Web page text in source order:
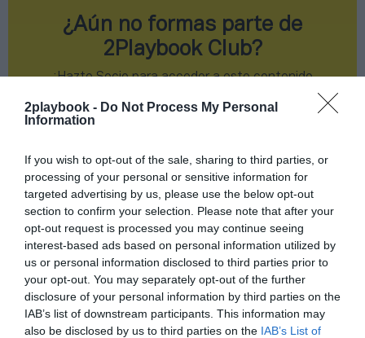
2playbook - Do Not Process My Personal
Information
If you wish to opt-out of the sale, sharing to third parties, or
processing of your personal or sensitive information for
targeted advertising by us, please use the below opt-out
section to confirm your selection. Please note that after your
opt-out request is processed you may continue seeing
interest-based ads based on personal information utilized by
us or personal information disclosed to third parties prior to
your opt-out. You may separately opt-out of the further
disclosure of your personal information by third parties on the
IAB’s list of downstream participants. This information may
also be disclosed by us to third parties on the IAB’s List of
Índex2P
NFL
¿Aún no formas parte de
2Playbook Club?
¡Hazte Socio para acceder a este contenido
¡Suscríbete!
Compartir
Imprimir